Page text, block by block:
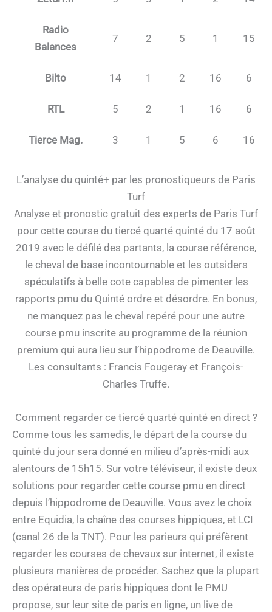
Radio
Balances
7 2 5 1 15
Bilto 14 1 2 16 6
RTL 5 2 1 16 6
Tierce Mag. 3 1 5 6 16
L’analyse du quinté+ par les pronostiqueurs de Paris
Turf
Analyse et pronostic gratuit des experts de Paris Turf
pour cette course du tiercé quarté quinté du 17 août
2019 avec le défilé des partants, la course référence,
le cheval de base incontournable et les outsiders
spéculatifs à belle cote capables de pimenter les
rapports pmu du Quinté ordre et désordre. En bonus,
ne manquez pas le cheval repéré pour une autre
course pmu inscrite au programme de la réunion
premium qui aura lieu sur l’hippodrome de Deauville.
Les consultants : Francis Fougeray et François-
Charles Truffe.
Comment regarder ce tiercé quarté quinté en direct ?
Comme tous les samedis, le départ de la course du
quinté du jour sera donné en milieu d’après-midi aux
alentours de 15h15. Sur votre téléviseur, il existe deux
solutions pour regarder cette course pmu en direct
depuis l’hippodrome de Deauville. Vous avez le choix
entre Equidia, la chaîne des courses hippiques, et LCI
(canal 26 de la TNT). Pour les parieurs qui préfèrent
regarder les courses de chevaux sur internet, il existe
plusieurs manières de procéder. Sachez que la plupart
des opérateurs de paris hippiques dont le PMU
propose, sur leur site de paris en ligne, un live de